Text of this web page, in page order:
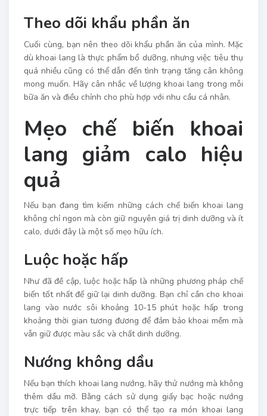
Theo dõi khẩu phần ăn
Cuối cùng, bạn nên theo dõi khẩu phần ăn của mình. Mặc
dù khoai lang là thực phẩm bổ dưỡng, nhưng việc tiêu thụ
quá nhiều cũng có thể dẫn đến tình trạng tăng cân không
mong muốn. Hãy cân nhắc về lượng khoai lang trong mỗi
bữa ăn và điều chỉnh cho phù hợp với nhu cầu cá nhân.
Mẹo chế biến khoai
lang giảm calo hiệu
quả
Nếu bạn đang tìm kiếm những cách chế biến khoai lang
không chỉ ngon mà còn giữ nguyên giá trị dinh dưỡng và ít
calo, dưới đây là một số mẹo hữu ích.
Luộc hoặc hấp
Như đã đề cập, luộc hoặc hấp là những phương pháp chế
biến tốt nhất để giữ lại dinh dưỡng. Bạn chỉ cần cho khoai
lang vào nước sôi khoảng 10-15 phút hoặc hấp trong
khoảng thời gian tương đương để đảm bảo khoai mềm mà
vẫn giữ được màu sắc và chất dinh dưỡng.
Nướng không dầu
Nếu bạn thích khoai lang nướng, hãy thử nướng mà không
thêm dầu mỡ. Bằng cách sử dụng giấy bạc hoặc nướng
trực tiếp trên khay, bạn có thể tạo ra món khoai lang